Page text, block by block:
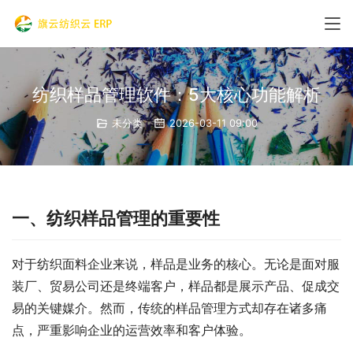
纺织样品管理软件：5大核心功能解析
未分类 2026-03-11 09:00
一、纺织样品管理的重要性
对于纺织面料企业来说，样品是业务的核心。无论是面对服
装厂、贸易公司还是终端客户，样品都是展示产品、促成交
易的关键媒介。然而，传统的样品管理方式却存在诸多痛
点，严重影响企业的运营效率和客户体验。